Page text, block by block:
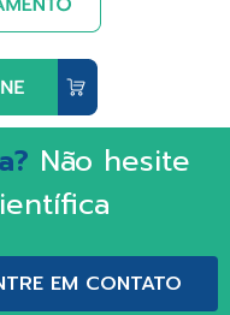
Não hesite
EM CONTATO